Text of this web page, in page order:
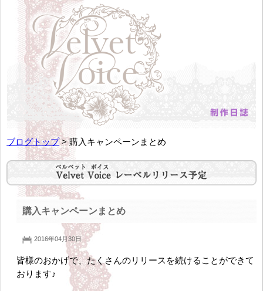
ブログトップ> 購入キャンペーンまとめ
購入キャンペーンまとめ
2016年04月30日
皆様のおかげで、たくさんのリリースを続けることができて
おります♪